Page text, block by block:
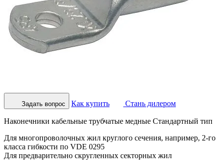
Задать вопрос Как купить Стань дилером
Наконечники кабельные трубчатые медные Стандартный тип
Для многопроволочных жил круглого сечения, например, 2-го
класса гибкости по VDE 0295
Для предварительно скругленных секторных жил